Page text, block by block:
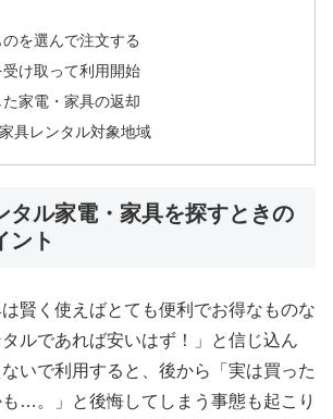
を選んで注文する
け取って利用開始
た家電・家具の返却
具レンタル対象地域
タル家電・家具を探すときの
ント
賢く使えばとても便利でお得なものな
ルであれば安いはず！」と信じ込ん
いで利用すると、後から「実は買った
…。」と後悔してしまう事態も起こり